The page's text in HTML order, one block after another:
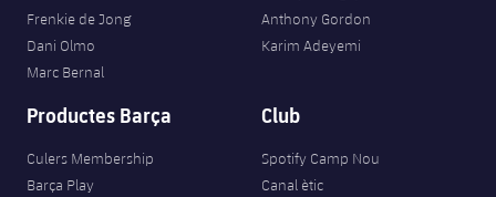
Frenkie de Jong
Dani Olmo
Marc Bernal
Anthony Gordon
Karim Adeyemi
Productes Barça
Culers Membership
Barça Play
Club
Spotify Camp Nou
Canal ètic